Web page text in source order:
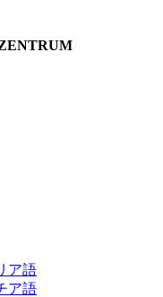
ア語
ア語